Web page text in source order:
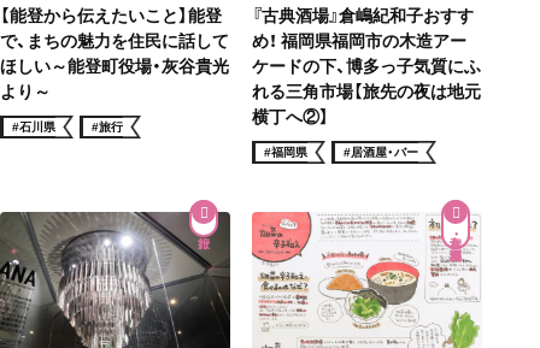
【能登から伝えたいこと】能登
で、まちの魅力を住民に話して
ほしい～能登町役場・灰谷貴光
より～
#石川県 #旅行
『古典酒場』倉嶋紀和子おすす
め！ 福岡県福岡市の木造アー
ケードの下、博多っ子気質にふ
れる三角市場【旅先の夜は地元
横丁へ②】
#福岡県 #居酒屋・バー
和食・郷土料理